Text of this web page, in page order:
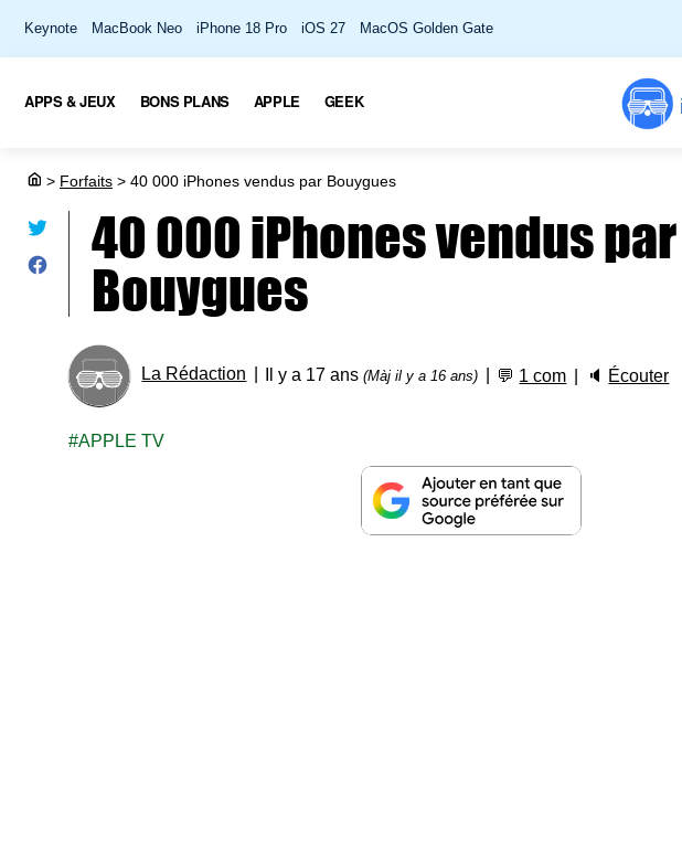
Keynote MacBook Neo iPhone 18 Pro iOS 27 MacOS Golden Gate
APPS & JEUX BONS PLANS APPLE GEEK
> Forfaits > 40 000 iPhones vendus par Bouygues
40 000 iPhones vendus par
Bouygues
La Rédaction Il y a 17 ans(Màj il y a 16 ans) 💬 1 com 🔈 Écouter
APPLE TV